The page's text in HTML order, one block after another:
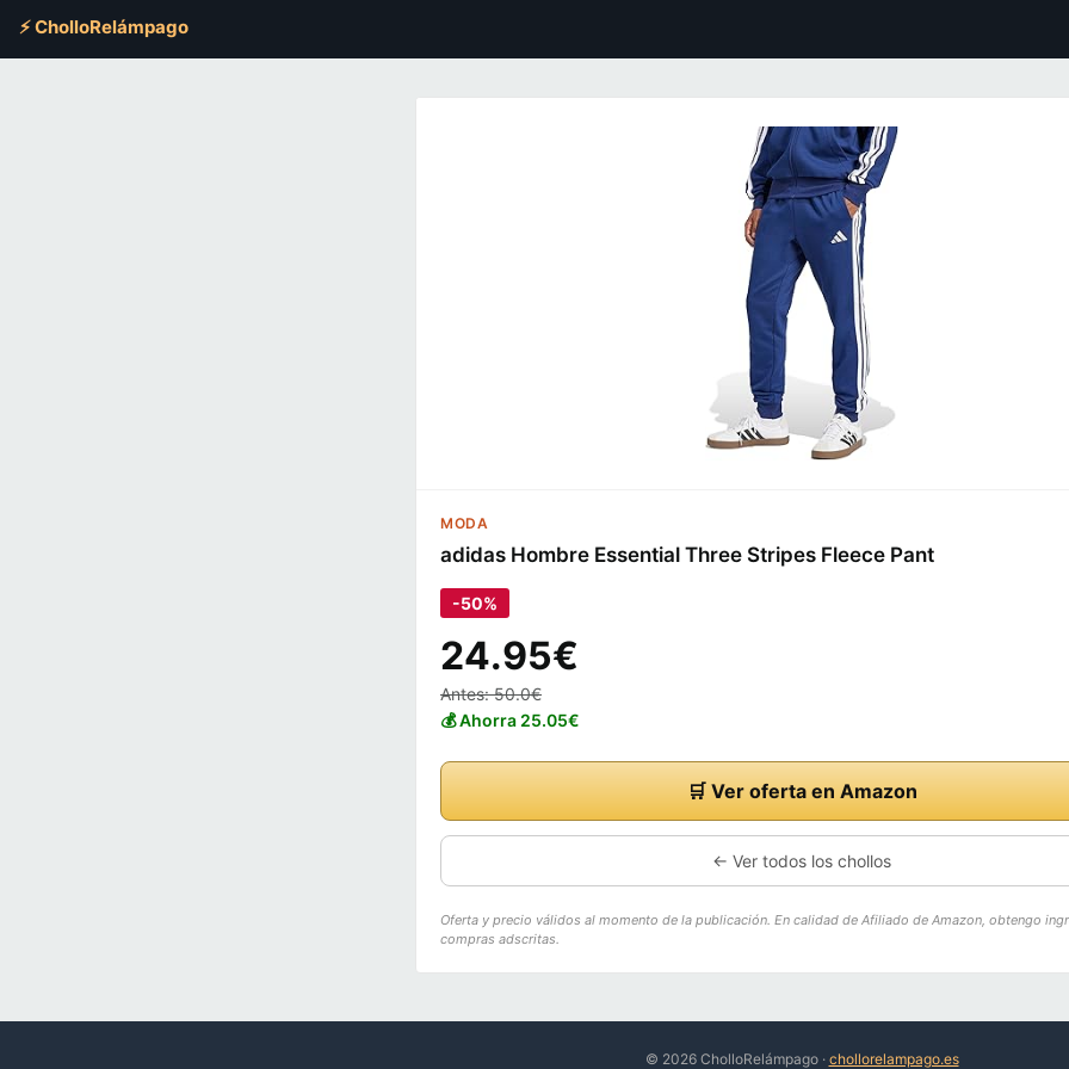
⚡ CholloRelámpago
MODA
adidas Hombre Essential Three Stripes Fleece Pant
-50%
24.95€
Antes: 50.0€
💰 Ahorra 25.05€
🛒 Ver oferta en Amazon
← Ver todos los chollos
Oferta y precio válidos al momento de la publicación. En calidad de Afiliado de Amazon, obtengo
compras adscritas.
© 2026 CholloRelámpago · chollorelampago.es